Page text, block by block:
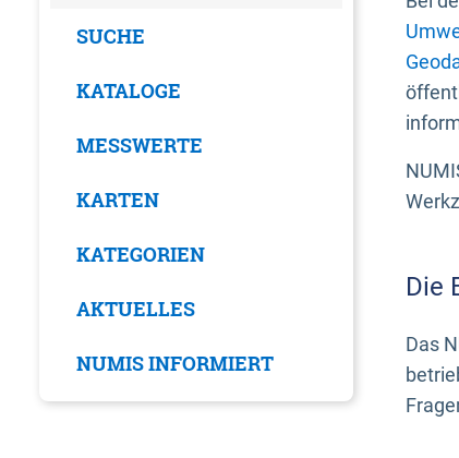
SUCHE
KATALOGE
MESSWERTE
KARTEN
KATEGORIEN
AKTUELLES
NUMIS INFORMIERT
Die
Das